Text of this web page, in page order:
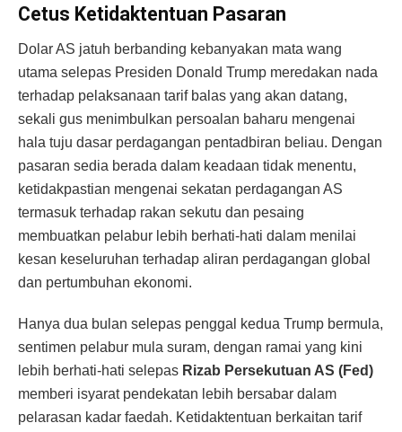
Cetus Ketidaktentuan Pasaran
Dolar AS jatuh berbanding kebanyakan mata wang
utama selepas Presiden Donald Trump meredakan nada
terhadap pelaksanaan tarif balas yang akan datang,
sekali gus menimbulkan persoalan baharu mengenai
hala tuju dasar perdagangan pentadbiran beliau. Dengan
pasaran sedia berada dalam keadaan tidak menentu,
ketidakpastian mengenai sekatan perdagangan AS
termasuk terhadap rakan sekutu dan pesaing
membuatkan pelabur lebih berhati-hati dalam menilai
kesan keseluruhan terhadap aliran perdagangan global
dan pertumbuhan ekonomi.
Hanya dua bulan selepas penggal kedua Trump bermula,
sentimen pelabur mula suram, dengan ramai yang kini
lebih berhati-hati selepas Rizab Persekutuan AS (Fed)
memberi isyarat pendekatan lebih bersabar dalam
pelarasan kadar faedah. Ketidaktentuan berkaitan tarif